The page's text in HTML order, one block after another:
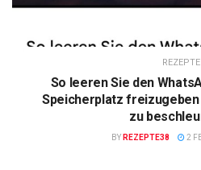
REZEPTE
So leeren Sie den
Speicherplatz
zu
BY REZEPTE38 2